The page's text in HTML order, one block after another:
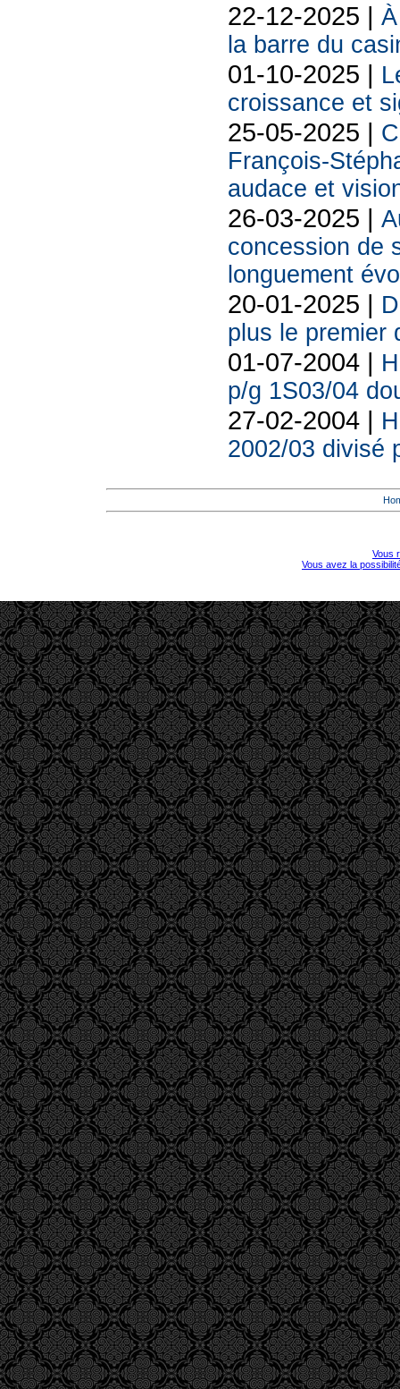
22-12-2025 |
la barre du
01-10-2025 |
croissance et
25-05-2025 |
François-
audace et
26-03-2025 |
concession de
longuement
20-01-2025 |
plus le premier
01-07-2004 |
p/g 1S03/04
27-02-2004 |
2002/03 divisé
Vous
Vous avez la